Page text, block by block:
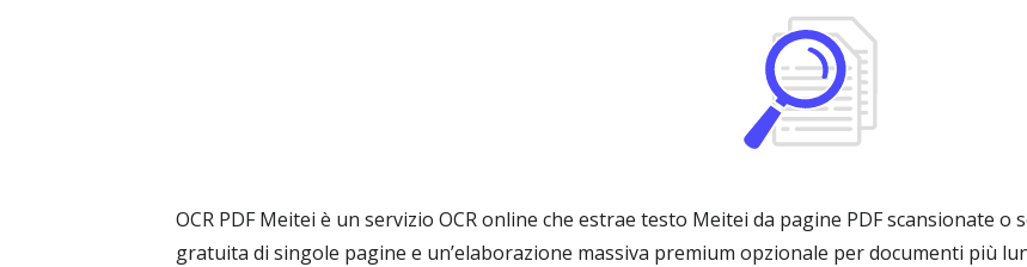
OCR PDF Meitei è un servizio OCR online che estrae testo Meitei da pagine PDF scansionate
gratuita di singole pagine e un’elaborazione massiva premium opzionale per documenti più